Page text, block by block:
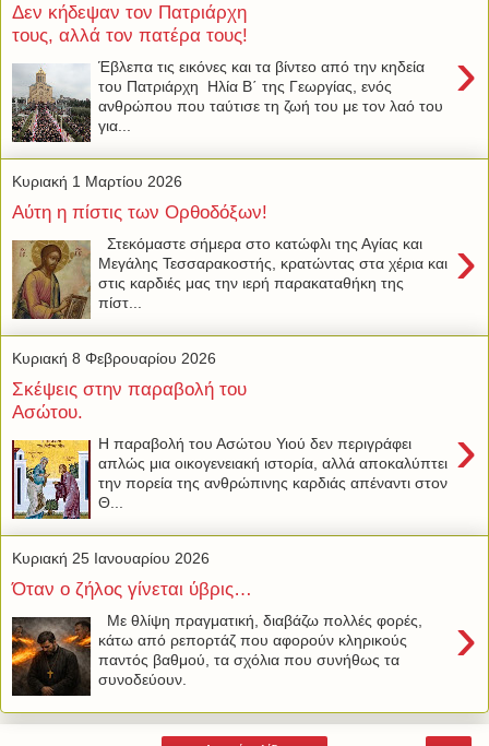
Δεν κήδεψαν τον Πατριάρχη
τους, αλλά τον πατέρα τους!
›
Έβλεπα τις εικόνες και τα βίντεο από την κηδεία
του Πατριάρχη Ηλία Β΄ της Γεωργίας, ενός
ανθρώπου που ταύτισε τη ζωή του με τον λαό του
για...
Κυριακή 1 Μαρτίου 2026
Αύτη η πίστις των Ορθοδόξων!
›
Στεκόμαστε σήμερα στο κατώφλι της Αγίας και
Μεγάλης Τεσσαρακοστής, κρατώντας στα χέρια και
στις καρδιές μας την ιερή παρακαταθήκη της
πίστ...
Κυριακή 8 Φεβρουαρίου 2026
Σκέψεις στην παραβολή του
Ασώτου.
›
Η παραβολή του Ασώτου Υιού δεν περιγράφει
απλώς μια οικογενειακή ιστορία, αλλά αποκαλύπτει
την πορεία της ανθρώπινης καρδιάς απέναντι στον
Θ...
Κυριακή 25 Ιανουαρίου 2026
Όταν ο ζήλος γίνεται ύβρις…
›
Με θλίψη πραγματική, διαβάζω πολλές φορές,
κάτω από ρεπορτάζ που αφορούν κληρικούς
παντός βαθμού, τα σχόλια που συνήθως τα
συνοδεύουν.